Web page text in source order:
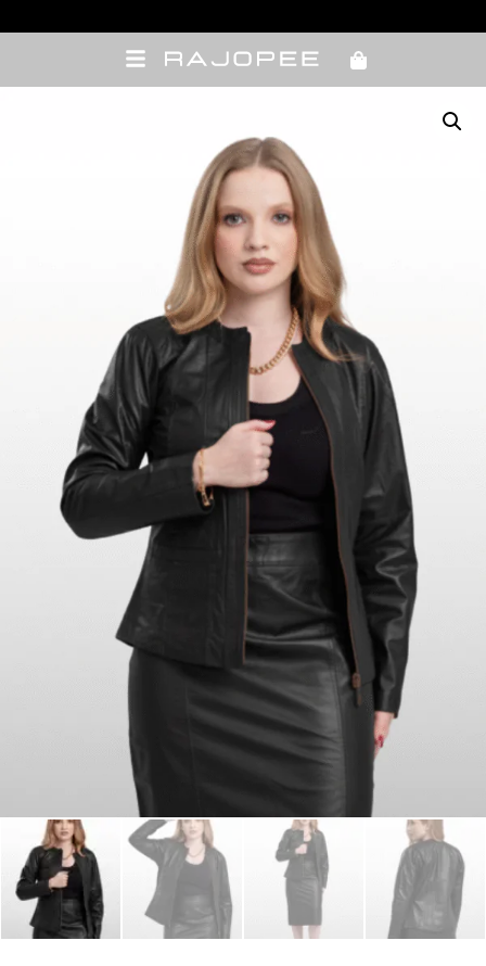
10% OFF com cupom de vendedora